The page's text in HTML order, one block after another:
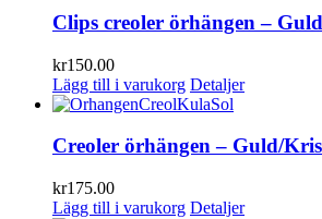
Clips creoler örhängen –
kr150.00
Lägg till i varukorg Detaljer
Creoler örhängen – Guld/
kr175.00
Lägg till i varukorg Detaljer